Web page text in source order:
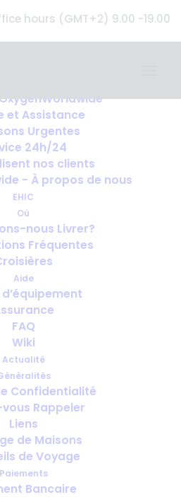
hours (GMT+2) 9.00 -19.00
(Ce que nous faisons)
et Assistance
Urgentes
24h/24
nos clients
- À propos de nous
EHIC
Où
nous Livrer?
Fréquentes
Aide
FAQ
Wiki
Actualité
Confidentialité
Rappeler
Liens
de Maisons
de Voyage
Paiements
Bancaire
pour des soins